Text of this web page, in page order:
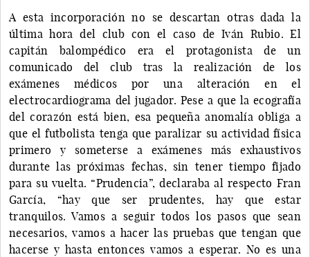
A esta incorporación no se descartan otras dada la
última hora del club con el caso de Iván Rubio. El
capitán balompédico era el protagonista de un
comunicado del club tras la realización de los
exámenes médicos por una alteración en el
electrocardiograma del jugador. Pese a que la ecografía
del corazón está bien, esa pequeña anomalía obliga a
que el futbolista tenga que paralizar su actividad física
primero y someterse a exámenes más exhaustivos
durante las próximas fechas, sin tener tiempo fijado
para su vuelta. “Prudencia”, declaraba al respecto Fran
García, “hay que ser prudentes, hay que estar
tranquilos. Vamos a seguir todos los pasos que sean
necesarios, vamos a hacer las pruebas que tengan que
hacerse y hasta entonces vamos a esperar. No es una